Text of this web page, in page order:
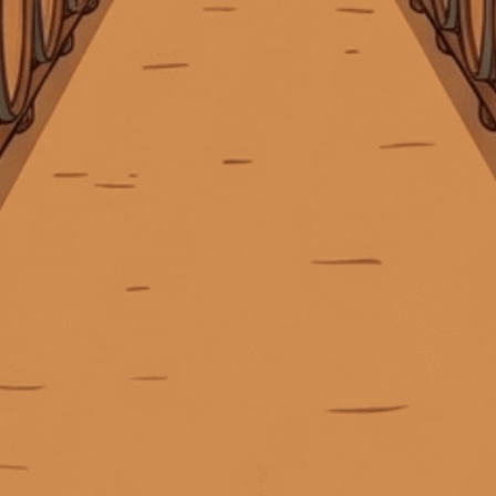
KẾT NỐI CHÚNG TÔI
Giấy phép kinh doanh số 0311223087 do Sở Kế hoạch và Đầu tư TP.